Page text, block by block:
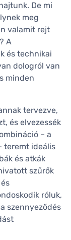
De mi
meg
valamit rejt
A
és technikai
dologról van
minden
tervezve,
és elvezessék
– a
teremt ideális
és atkák
szűrők
róluk,
szennyeződés